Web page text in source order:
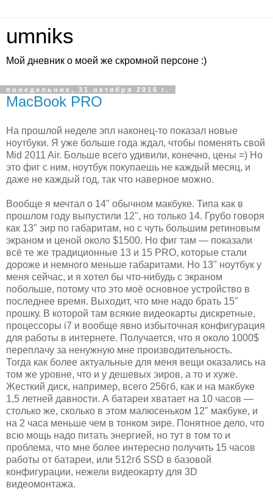
umniks
Мой дневник о моей же скромной персоне :)
понедельник, 31 октября 2016 г.
MacBook PRO
На прошлой неделе эпл наконец-то показал новые
ноутбуки. Я уже больше года ждал, чтобы поменять свой
Mid 2011 Air. Больше всего удивили, конечно, цены =) Но
это фиг с ним, ноутбук покупаешь не каждый месяц, и
даже не каждый год, так что наверное можно.
Вообще я мечтал о 14" обычном макбуке. Типа как в
прошлом году выпустили 12", но только 14. Грубо говоря
как 13" эир по габаритам, но с чуть большим ретиновым
экраном и ценой около $1500. Но фиг там — показали
всё те же традиционные 13 и 15 PRO, которые стали
дороже и немного меньше габаритами. Но 13" ноутбук у
меня сейчас, и я хотел бы что-нибудь с экраном
побольше, потому что это моё основное устройство в
последнее время. Выходит, что мне надо брать 15"
прошку. В которой там всякие видеокарты дискретные,
процессоры i7 и вообще явно избыточная конфигурация
для работы в интернете. Получается, что я около 1000$
переплачу за ненужную мне производительность.
Тогда как более актуальные для меня вещи оказались на
том же уровне, что и у дешевых эиров, а то и хуже.
Жесткий диск, например, всего 256гб, как и на макбуке
1,5 летней давности. А батареи хватает на 10 часов —
столько же, сколько в этом малюсеньком 12" макбуке, и
на 2 часа меньше чем в тонком эире. Понятное дело, что
всю мощь надо питать энергией, но тут в том то и
проблема, что мне более интересно получить 15 часов
работы от батареи, или 512гб SSD в базовой
конфигурации, нежели видеокарту для 3D
видеомонтажа.